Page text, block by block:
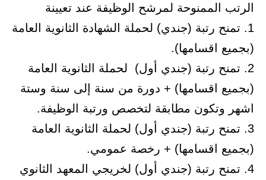
الرتب الممنوحة لمرشح الوظيفة عند تعيينة
1. تمنح رتبة (جندي) لحملة الشهادة الثانوية العامة
(بجميع اقسامها).
2. تمنح رتبة (جندي أول) لحملة الثانوية العامة
(بجميع اقسامها) + دورة من سنة إلى سنة وستة
اشهر وتكون مطابقة لتخصص ورتبة الوظيفة.
3. تمنح رتبة (جندي أول) لحملة الثانوية العامة
(بجميع اقسامها) + رخصة عمومي.
4. تمنح رتبة (جندي أول) لخريجي المعهد الثانوي